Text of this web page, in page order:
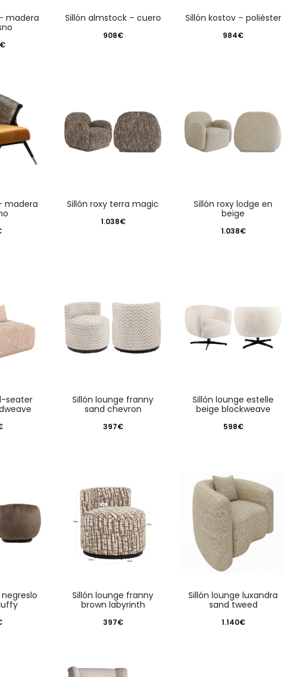
sillón almstock – cuero
908€
sillón kostov – poliéster
984€
sillón roxy terra magic
1.038€
sillón roxy lodge en
beige
1.038€
sillón lounge franny
sand chevron
397€
sillón lounge estelle
beige blockweave
598€
sillón lounge franny
brown labyrinth
397€
sillón lounge luxandra
sand tweed
1.140€